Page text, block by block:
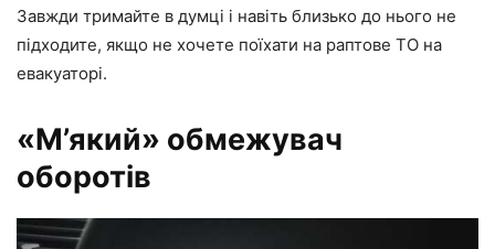
Завжди тримайте в думці і навіть близько до нього не
підходите, якщо не хочете поїхати на раптове ТО на
евакуаторі.
«М’який» обмежувач
оборотів